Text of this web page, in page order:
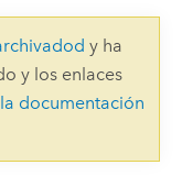
y ha
y los enlaces
documentación